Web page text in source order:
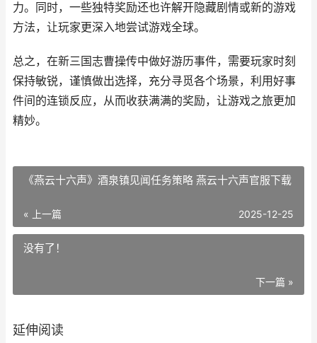
力。同时，一些独特奖励还也许解开隐藏剧情或新的游戏
方法，让玩家更深入地尝试游戏全球。
总之，在新三国志曹操传中做好游历事件，需要玩家时刻
保持敏锐，谨慎做出选择，充分寻觅各个场景，利用好事
件间的连锁反应，从而收获满满的奖励，让游戏之旅更加
精妙。
《燕云十六声》酒泉镇见闻任务策略 燕云十六声官服下载
« 上一篇 2025-12-25
没有了！
下一篇 »
延伸阅读